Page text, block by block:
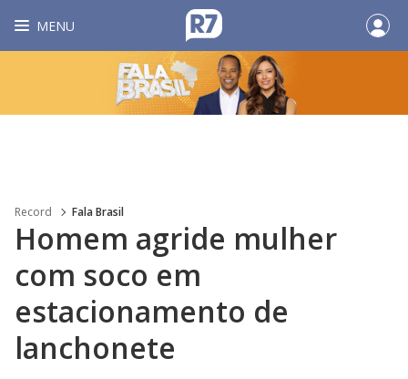
MENU
Record Fala Brasil
Homem agride mulher
com soco em
estacionamento de
lanchonete